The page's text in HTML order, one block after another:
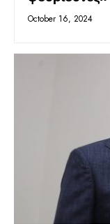
October 16, 2024